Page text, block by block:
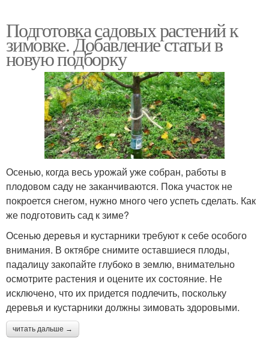
Подготовка садовых растений к
зимовке. Добавление статьи в
новую подборку
Осенью, когда весь урожай уже собран, работы в
плодовом саду не заканчиваются. Пока участок не
покроется снегом, нужно много чего успеть сделать. Как
же подготовить сад к зиме?
Осенью деревья и кустарники требуют к себе особого
внимания. В октябре снимите оставшиеся плоды,
падалицу закопайте глубоко в землю, внимательно
осмотрите растения и оцените их состояние. Не
исключено, что их придется подлечить, поскольку
деревья и кустарники должны зимовать здоровыми.
читать дальше →